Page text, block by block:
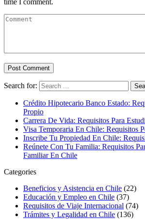
Search for:
Crédito Hipotecario Banco Estado:
Propio
Carrera De Vida: Requisitos Para
Visa Temporaria En Chile: Requisitos
Inscribe Tu Propiedad En Chile:
Reúnete Con Tu Familia: Requisitos
Familiar En Chile
Categories
Beneficios y Asistencia en Chile (22)
Educación y Empleo en Chile (37)
Requisitos de Viaje Internacional (74)
Trámites y Legalidad en Chile (136)